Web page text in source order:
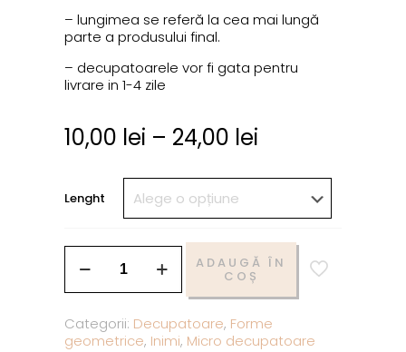
– lungimea se referă la cea mai lungă
parte a produsului final.
– decupatoarele vor fi gata pentru
livrare in 1-4 zile
10,00 lei – 24,00 lei
Lenght
ADAUGĂ ÎN
COȘ
Categorii: Decupatoare, Forme
geometrice, Inimi, Micro decupatoare